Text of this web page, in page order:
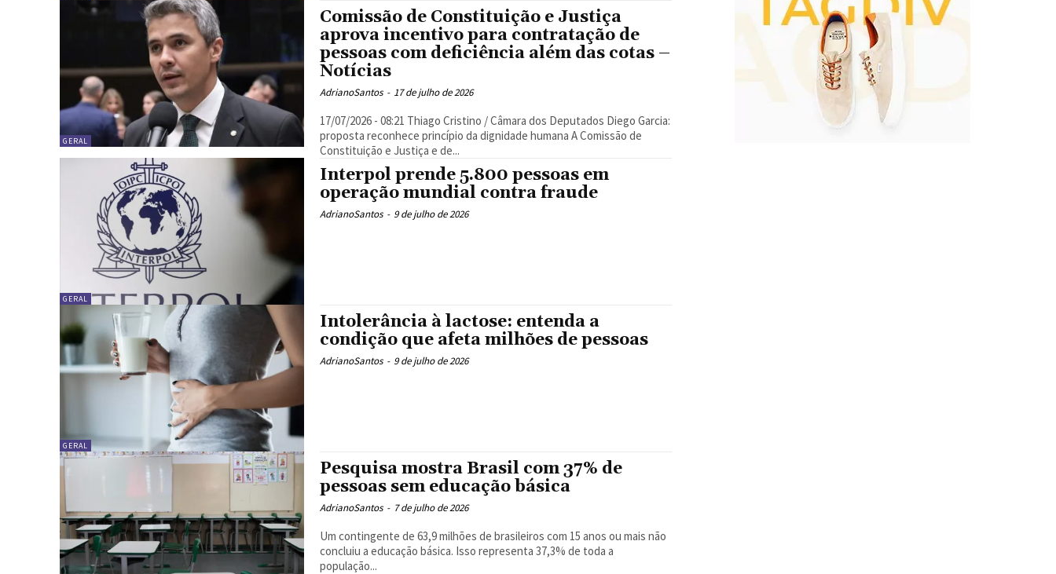
GERAL
Comissão de Constituição e Justiça
aprova incentivo para contratação de
pessoas com deficiência além das cotas –
Notícias
AdrianoSantos - 17 de julho de 2026
17/07/2026 - 08:21 Thiago Cristino / Câmara dos Deputados Diego Garcia:
proposta reconhece princípio da dignidade humana A Comissão de
Constituição e Justiça e de...
GERAL
Interpol prende 5.800 pessoas em
operação mundial contra fraude
AdrianoSantos - 9 de julho de 2026
GERAL
Intolerância à lactose: entenda a
condição que afeta milhões de pessoas
AdrianoSantos - 9 de julho de 2026
Pesquisa mostra Brasil com 37% de
pessoas sem educação básica
AdrianoSantos - 7 de julho de 2026
Um contingente de 63,9 milhões de brasileiros com 15 anos ou mais não
concluiu a educação básica. Isso representa 37,3% de toda a
população...